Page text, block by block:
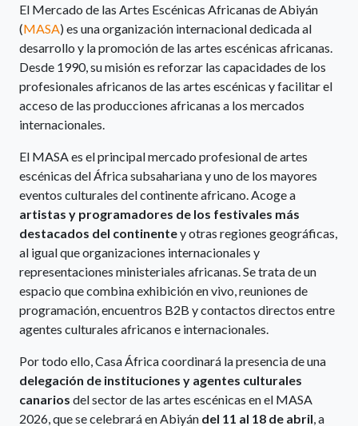
El Mercado de las Artes Escénicas Africanas de Abiyán
(MASA) es una organización internacional dedicada al
desarrollo y la promoción de las artes escénicas africanas.
Desde 1990, su misión es reforzar las capacidades de los
profesionales africanos de las artes escénicas y facilitar el
acceso de las producciones africanas a los mercados
internacionales.
El MASA es el principal mercado profesional de artes
escénicas del África subsahariana y uno de los mayores
eventos culturales del continente africano. Acoge a
artistas y programadores de los festivales más
destacados del continentey otras regiones geográficas,
al igual que organizaciones internacionales y
representaciones ministeriales africanas. Se trata de un
espacio que combina exhibición en vivo, reuniones de
programación, encuentros B2B y contactos directos entre
agentes culturales africanos e internacionales.
Por todo ello, Casa África coordinará la presencia de una
delegación de instituciones y agentes culturales
canarios del sector de las artes escénicas en el MASA
2026, que se celebrará en Abiyán del 11 al 18 de abril , a